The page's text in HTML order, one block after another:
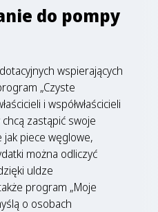
do pompy
wspierających
„Czyste
i współwłaścicieli
zastąpić swoje
jak piece węglowe,
można odliczyć
uldze
program „Moje
o osobach